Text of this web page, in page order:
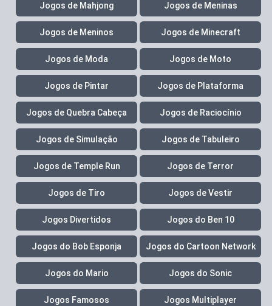
Jogos de Mahjong Jogos de Meninas
Jogos de Meninos Jogos de Minecraft
Jogos de Moda Jogos de Moto
Jogos de Pintar Jogos de Plataforma
Jogos de Quebra Cabeça Jogos de Raciocínio
Jogos de Simulação Jogos de Tabuleiro
Jogos de Temple Run Jogos de Terror
Jogos de Tiro Jogos de Vestir
Jogos Divertidos Jogos do Ben 10
Jogos do Bob Esponja Jogos do Cartoon Network
Jogos do Mario Jogos do Sonic
Jogos Famosos Jogos Multiplayer